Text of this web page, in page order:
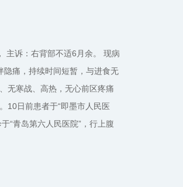
，为人类攻克成人肝脏肿瘤提供一个战略
主诉：右背部不适6月余。 现病
隐痛，持续时间短暂，与进食无
无寒战、高热，无心前区疼痛
10日前患者于“即墨市人民医
“青岛第六人民医院”，行上腹